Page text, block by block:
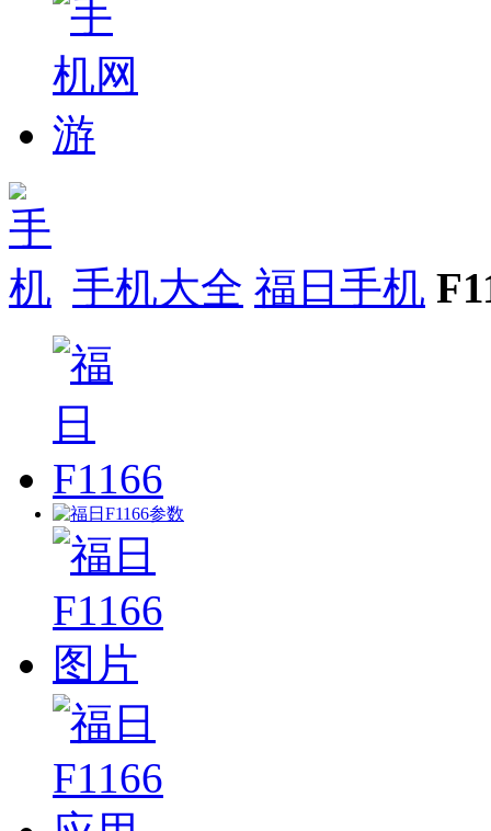
手机大全 福日手机